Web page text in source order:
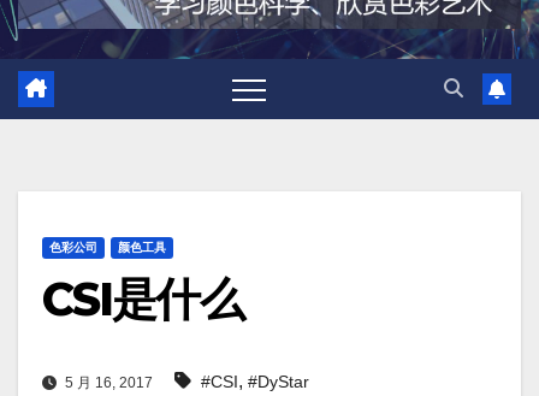
色彩公司 颜色工具
CSI是什么
5 月 16, 2017 #CSI, #DyStar